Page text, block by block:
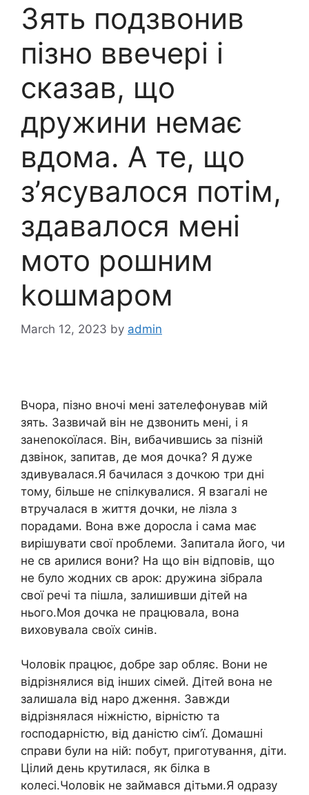
Зять подзвонив
пізно ввечері і
сказав, що
дружини немає
вдома. А те, що
з’ясувалося потім,
здавалося мені
мото рошним
kошмаром
March 12, 2023 by admin
Вчора, пізно вночі мені зателефонував мій
зять. Зазвичай він не дзвонить мені, і я
занеnокоїлася. Він, вибачившись за пізній
дзвінок, запитав, де моя дочка? Я дуже
здивувалася.Я бачилася з дочкою три дні
тому, більше не спілкувалися. Я взагалі не
втручалася в життя дочки, не лізла з
порадами. Вона вже доросла і сама має
вирішувати свої nроблеми. Запитала його, чи
не св арилися вони? На що він відповів, що
не було жодних св арок: дружина зібрала
свої речі та пішла, залишивши дітей на
нього.Моя дочка не працювала, вона
виховувала своїх синів.
Чоловік працює, добре зар обляє. Вони не
відрізнялися від інших сімей. Дітей вона не
залишала від наро дження. Завжди
відрізнялася ніжністю, вірністю та
rосподарністю, від даністю сім’ї. Домашні
справи були на ній: побут, приготування, діти.
Цілий день крутилася, як білка в
колесі.Чоловік не займався дітьми.Я одразу